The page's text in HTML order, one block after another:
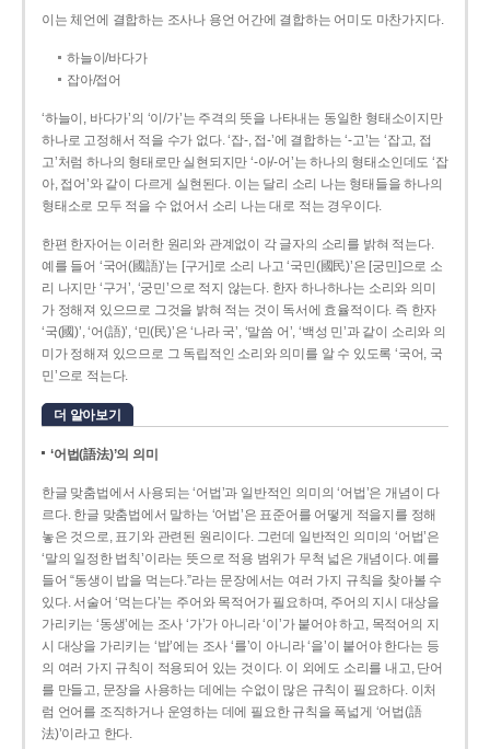
이는 체언에 결합하는 조사나 용언 어간에 결합하는 어미도 마찬가지다.
하늘이/바다가
잡아/접어
‘하늘이, 바다가’의 ‘이/가’는 주격의 뜻을 나타내는 동일한 형태소이지만
하나로 고정해서 적을 수가 없다. ‘잡-, 접-’에 결합하는 ‘-고’는 ‘잡고, 접
고’처럼 하나의 형태로만 실현되지만 ‘-아/-어’는 하나의 형태소인데도 ‘잡
아, 접어’와 같이 다르게 실현된다. 이는 달리 소리 나는 형태들을 하나의
형태소로 모두 적을 수 없어서 소리 나는 대로 적는 경우이다.
한편 한자어는 이러한 원리와 관계없이 각 글자의 소리를 밝혀 적는다.
예를 들어 ‘국어(國語)’는 [구거]로 소리 나고 ‘국민(國民)’은 [궁민]으로 소
리 나지만 ‘구거’, ‘궁민’으로 적지 않는다. 한자 하나하나는 소리와 의미
가 정해져 있으므로 그것을 밝혀 적는 것이 독서에 효율적이다. 즉 한자
‘국(國)’, ‘어(語)’, ‘민(民)’은 ‘나라 국’, ‘말씀 어’, ‘백성 민’과 같이 소리와 의
미가 정해져 있으므로 그 독립적인 소리와 의미를 알 수 있도록 ‘국어, 국
민’으로 적는다.
더 알아보기
‘어법(語法)’의 의미
한글 맞춤법에서 사용되는 ‘어법’과 일반적인 의미의 ‘어법’은 개념이 다
르다. 한글 맞춤법에서 말하는 ‘어법’은 표준어를 어떻게 적을지를 정해
놓은 것으로, 표기와 관련된 원리이다. 그런데 일반적인 의미의 ‘어법’은
‘말의 일정한 법칙’이라는 뜻으로 적용 범위가 무척 넓은 개념이다. 예를
들어 “동생이 밥을 먹는다.”라는 문장에서는 여러 가지 규칙을 찾아볼 수
있다. 서술어 ‘먹는다’는 주어와 목적어가 필요하며, 주어의 지시 대상을
가리키는 ‘동생’에는 조사 ‘가’가 아니라 ‘이’가 붙어야 하고, 목적어의 지
시 대상을 가리키는 ‘밥’에는 조사 ‘를’이 아니라 ‘을’이 붙어야 한다는 등
의 여러 가지 규칙이 적용되어 있는 것이다. 이 외에도 소리를 내고, 단어
를 만들고, 문장을 사용하는 데에는 수없이 많은 규칙이 필요하다. 이처
럼 언어를 조직하거나 운영하는 데에 필요한 규칙을 폭넓게 ‘어법(語
法)’이라고 한다.